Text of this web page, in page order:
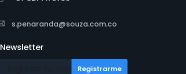
s.penaranda@souza.com.co
Newsletter